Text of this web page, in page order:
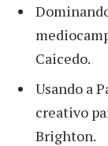
Caicedo.
Usando a
creativo
Brighton.